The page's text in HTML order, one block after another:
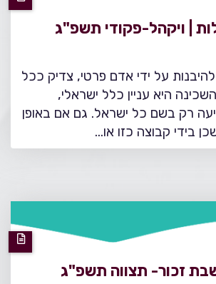
| ויקהל-פקודי תשפ"ג
על ידי אדם פרטי, צדיק ככל
היא עניין כלל ישראלי,
רק בשם כל ישראל. גם אם באופן
בידי קבוצה כזו או…
זכור- תצווה תשפ"ג